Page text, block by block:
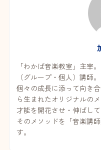
「わかば音楽教室」主宰
（グループ・個人）講師
個々の成長に添って向き
ら生まれたオリジナルの
才能を開花させ・伸ばして
そのメソッドを「音楽講
す。